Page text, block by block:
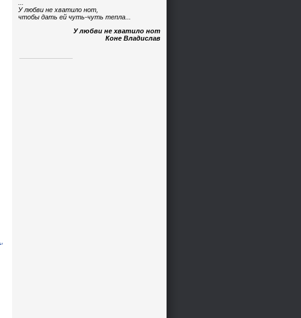
У любви не хватило нот,
чтобы дать ей чуть-чуть тепла...
У любви не хватило нот
Коне Владислав